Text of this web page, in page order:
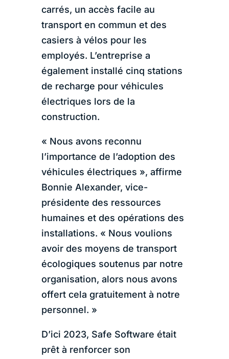
carrés, un accès facile au
transport en commun et des
casiers à vélos pour les
employés. L’entreprise a
également installé cinq stations
de recharge pour véhicules
électriques lors de la
construction.
« Nous avons reconnu
l’importance de l’adoption des
véhicules électriques », affirme
Bonnie Alexander, vice-
présidente des ressources
humaines et des opérations des
installations. « Nous voulions
avoir des moyens de transport
écologiques soutenus par notre
organisation, alors nous avons
offert cela gratuitement à notre
personnel. »
D’ici 2023, Safe Software était
prêt à renforcer son